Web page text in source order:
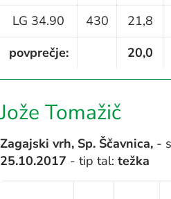
LG 34.90 430 21,8
povprečje:
20,0
Jože Tomažič
Zagajski vrh, Sp. Ščavnica, -
25.10.2017 - tip tal: težka